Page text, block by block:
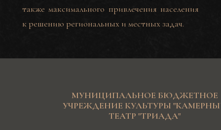
также максимального привлечения населения
к решению региональных и местных задач.
МУНИЦИПАЛЬНОЕ БЮДЖЕТНОЕ
УЧРЕЖДЕНИЕ КУЛЬТУРЫ
ТЕАТР "ТРИАДА"